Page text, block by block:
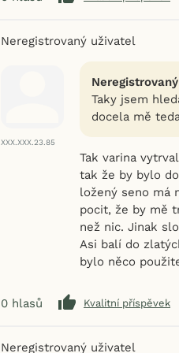
Neregistrovaný uživatel
XXX.XXX.23.85
Taky jsem
docela mě
Tak varina
tak že by bylo
ložený seno má
pocit, že by mě
než nic. Jinak
Asi balí do
bylo něco
0 hlasů Kvalitní příspěvek
Neregistrovaný uživatel